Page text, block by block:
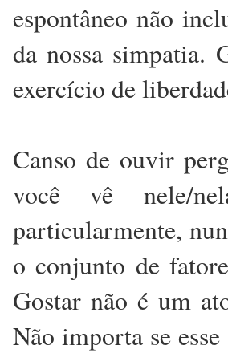
espontâneo não
da nossa simpatia.
exercício de
Canso de ouvir
você vê nele/
particularmente,
o conjunto de
Gostar não é um
Não importa se